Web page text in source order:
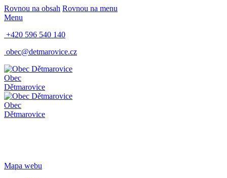
Rovnou na obsah Rovnou na menu
Menu
+420 596 540 140
obec@detmarovice.cz
Obec
Dětmarovice
Obec
Dětmarovice
Mapa webu